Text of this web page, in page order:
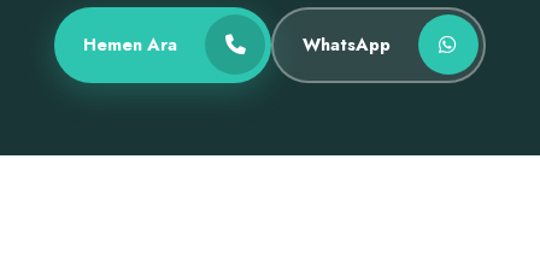
Hemen Ara WhatsApp